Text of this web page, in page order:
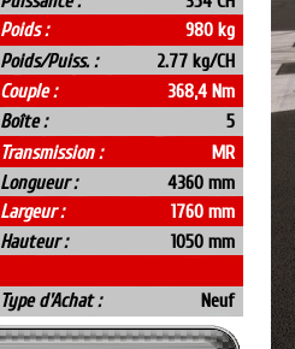
Poids :
980 kg
Poids/Puiss. :
2.77 kg/CH
Couple :
368,4 Nm
Boîte :
5
Transmission :
MR
Longueur :
4360 mm
Largeur :
1760 mm
Hauteur :
1050 mm
Type d'Achat : Neuf